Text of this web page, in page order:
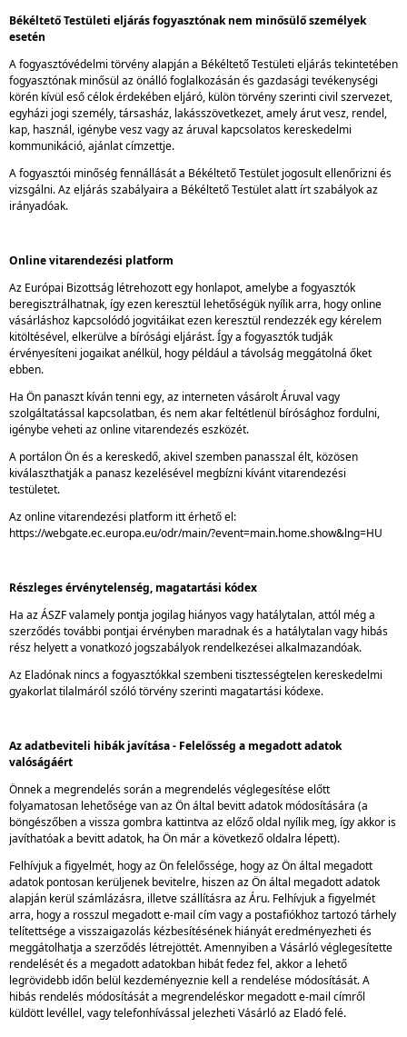
Békéltető Testületi eljárás fogyasztónak nem minősülő személyek
esetén
A fogyasztóvédelmi törvény alapján a Békéltető Testületi eljárás tekintetében
fogyasztónak minősül az önálló foglalkozásán és gazdasági tevékenységi
körén kívül eső célok érdekében eljáró, külön törvény szerinti civil szervezet,
egyházi jogi személy, társasház, lakásszövetkezet, amely árut vesz, rendel,
kap, használ, igénybe vesz vagy az áruval kapcsolatos kereskedelmi
kommunikáció, ajánlat címzettje.
A fogyasztói minőség fennállását a Békéltető Testület jogosult ellenőrizni és
vizsgálni. Az eljárás szabályaira a Békéltető Testület alatt írt szabályok az
irányadóak.
Online vitarendezési platform
Az Európai Bizottság létrehozott egy honlapot, amelybe a fogyasztók
beregisztrálhatnak, így ezen keresztül lehetőségük nyílik arra, hogy online
vásárláshoz kapcsolódó jogvitáikat ezen keresztül rendezzék egy kérelem
kitöltésével, elkerülve a bírósági eljárást. Így a fogyasztók tudják
érvényesíteni jogaikat anélkül, hogy például a távolság meggátolná őket
ebben.
Ha Ön panaszt kíván tenni egy, az interneten vásárolt Áruval vagy
szolgáltatással kapcsolatban, és nem akar feltétlenül bírósághoz fordulni,
igénybe veheti az online vitarendezés eszközét.
A portálon Ön és a kereskedő, akivel szemben panasszal élt, közösen
kiválaszthatják a panasz kezelésével megbízni kívánt vitarendezési
testületet.
Az online vitarendezési platform itt érhető el:
https://webgate.ec.europa.eu/odr/main/?event=main.home.show&lng=HU
Részleges érvénytelenség, magatartási kódex
Ha az ÁSZF valamely pontja jogilag hiányos vagy hatálytalan, attól még a
szerződés további pontjai érvényben maradnak és a hatálytalan vagy hibás
rész helyett a vonatkozó jogszabályok rendelkezései alkalmazandóak.
Az Eladónak nincs a fogyasztókkal szembeni tisztességtelen kereskedelmi
gyakorlat tilalmáról szóló törvény szerinti magatartási kódexe.
Az adatbeviteli hibák javítása - Felelősség a megadott adatok
valóságáért
Önnek a megrendelés során a megrendelés véglegesítése előtt
folyamatosan lehetősége van az Ön által bevitt adatok módosítására (a
böngészőben a vissza gombra kattintva az előző oldal nyílik meg, így akkor is
javíthatóak a bevitt adatok, ha Ön már a következő oldalra lépett).
Felhívjuk a figyelmét, hogy az Ön felelőssége, hogy az Ön által megadott
adatok pontosan kerüljenek bevitelre, hiszen az Ön által megadott adatok
alapján kerül számlázásra, illetve szállításra az Áru. Felhívjuk a figyelmét
arra, hogy a rosszul megadott e-mail cím vagy a postafiókhoz tartozó tárhely
telítettsége a visszaigazolás kézbesítésének hiányát eredményezheti és
meggátolhatja a szerződés létrejöttét. Amennyiben a Vásárló véglegesítette
rendelését és a megadott adatokban hibát fedez fel, akkor a lehető
legrövidebb időn belül kezdeményeznie kell a rendelése módosítását. A
hibás rendelés módosítását a megrendeléskor megadott e-mail címről
küldött levéllel, vagy telefonhívással jelezheti Vásárló az Eladó felé.